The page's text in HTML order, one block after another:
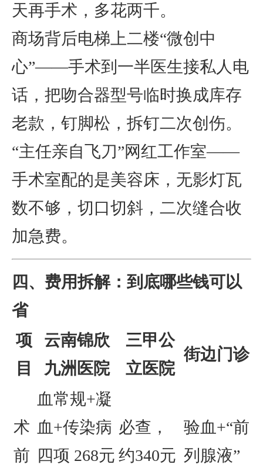
天再手术，多花两千。
商场背后电梯上二楼“微创中
心”——手术到一半医生接私人电
话，把吻合器型号临时换成库存
老款，钉脚松，拆钉二次创伤。
“主任亲自飞刀”网红工作室——
手术室配的是美容床，无影灯瓦
数不够，切口切斜，二次缝合收
加急费。
四、费用拆解：到底哪些钱可以
省
项
目
云南锦欣
九洲医院
三甲公
立医院
街边门诊
术
前
血常规+凝
血+传染病
四项 268元
必查，
约340元
验血+“前
列腺液”